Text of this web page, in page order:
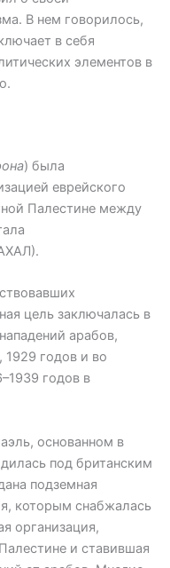
В нем говорилось,
в себя
элементов в
) была
еврейского
Палестине между
цель заключалась в
арабов,
1929 годов и во
годов в
основанном в
под британским
подземная
которым снабжалась
организация,
и ставившая